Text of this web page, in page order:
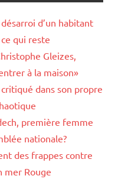
d’un habitant
qui reste
Gleizes,
à la maison»
dans son propre
première femme
nationale?
des frappes contre
mer Rouge